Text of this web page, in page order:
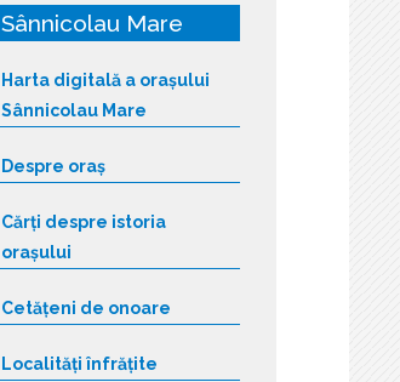
Sânnicolau Mare
Harta digitală a orașului
Sânnicolau Mare
Despre oraș
Cărți despre istoria
orașului
Cetățeni de onoare
Localități înfrățite